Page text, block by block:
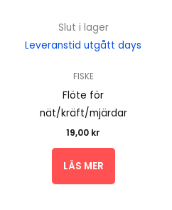
Slut i lager
Leveranstid utgått days
FISKE
Flöte för
nät/kräft/mjärdar
19,00 kr
LÄS MER